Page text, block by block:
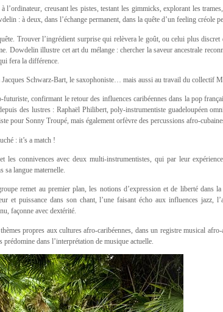
l’ordinateur, creusant les pistes, testant les gimmicks, explorant les
: à deux, dans l’échange permanent, dans la quête d’un feeling créole
Trouver l’ingrédient surprise qui relèvera le goût, ou celui plus
Dowdelin illustre cet art du mélange : chercher la saveur ancestrale
fera la différence.
Schwarz-Bart, le saxophoniste… mais aussi au travail du collectif
futuriste, confirmant le retour des influences caribéennes dans la pop
des lustres : Raphaël Philibert, poly-instrumentiste guadeloupéen
pour Sonny Troupé, mais également orfèvre des percussions afro-
: it’s a match !
les connivences avec deux multi-instrumentistes, qui par leur
sa langue maternelle.
remet au premier plan, les notions d’expression et de liberté dans
et puissance dans son chant, l’une faisant écho aux influences jazz,
façonne avec dextérité.
propres aux cultures afro-caribéennes, dans un registre musical
dans l’interprétation de musique actuelle.